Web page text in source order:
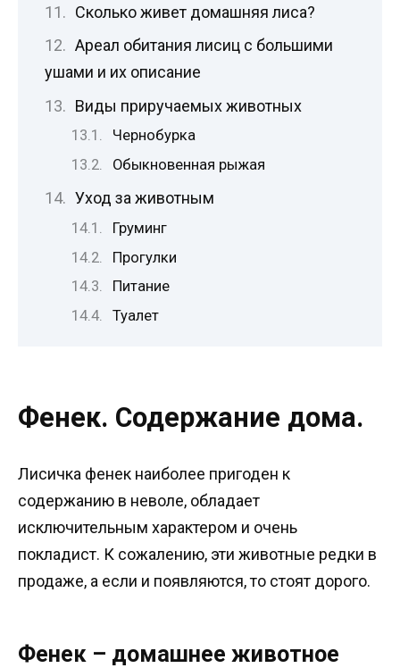
Сколько живет домашняя лиса?
Ареал обитания лисиц с большими
ушами и их описание
Виды приручаемых животных
Чернобурка
Обыкновенная рыжая
Уход за животным
Груминг
Прогулки
Питание
Туалет
Фенек. Содержание дома.
Лисичка фенек наиболее пригоден к
содержанию в неволе, обладает
исключительным характером и очень
покладист. К сожалению, эти животные редки в
продаже, а если и появляются, то стоят дорого.
Фенек – домашнее животное